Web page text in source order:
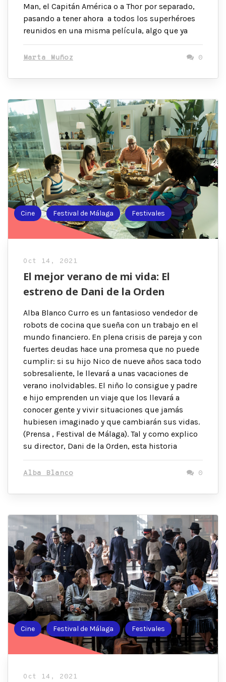
Man, el Capitán América o a Thor por separado,
pasando a tener ahora a todos los superhéroes
reunidos en una misma película, algo que ya
Marta Muñoz 0
Cine Festival de Málaga Festivales
Oct 14, 2021
El mejor verano de mi vida: El
estreno de Dani de la Orden
Alba Blanco Curro es un fantasioso vendedor de
robots de cocina que sueña con un trabajo en el
mundo financiero. En plena crisis de pareja y con
fuertes deudas hace una promesa que no puede
cumplir: si su hijo Nico de nueve años saca todo
sobresaliente, le llevará a unas vacaciones de
verano inolvidables. El niño lo consigue y padre
e hijo emprenden un viaje que los llevará a
conocer gente y vivir situaciones que jamás
hubiesen imaginado y que cambiarán sus vidas.
(Prensa , Festival de Málaga). Tal y como explico
su director, Dani de la Orden, esta historia
Alba Blanco 0
Cine Festival de Málaga Festivales
Oct 14, 2021